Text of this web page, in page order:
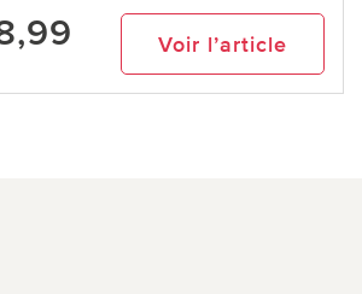
Voir l’article